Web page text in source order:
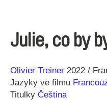
Julie, co by
Režie
Olivier Treiner
Rok 2022
Jazyky ve filmu
Titulky Čeština